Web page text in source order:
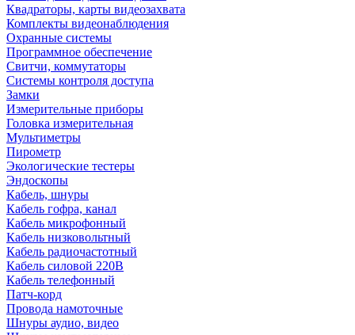
Квадраторы, карты видеозахвата
Комплекты видеонаблюдения
Охранные системы
Программное обеспечение
Свитчи, коммутаторы
Системы контроля доступа
Замки
Измерительные приборы
Головка измерительная
Мультиметры
Пирометр
Экологические тестеры
Эндоскопы
Кабель, шнуры
Кабель гофра, канал
Кабель микрофонный
Кабель низковольтный
Кабель радиочастотный
Кабель силовой 220В
Кабель телефонный
Патч-корд
Провода намоточные
Шнуры аудио, видео